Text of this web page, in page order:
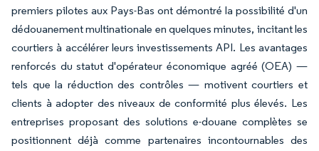
premiers pilotes aux Pays-Bas ont démontré la possibilité d'un
dédouanement multinationale en quelques minutes, incitant les
courtiers à accélérer leurs investissements API. Les avantages
renforcés du statut d'opérateur économique agréé (OEA) —
tels que la réduction des contrôles — motivent courtiers et
clients à adopter des niveaux de conformité plus élevés. Les
entreprises proposant des solutions e-douane complètes se
positionnent déjà comme partenaires incontournables des